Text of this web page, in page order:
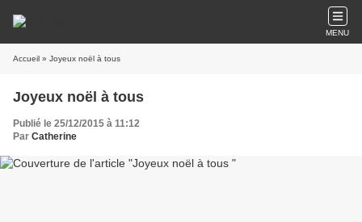
MENU
Accueil » Joyeux noël à tous
Joyeux noël à tous
Publié le 25/12/2015 à 11:12
Par Catherine